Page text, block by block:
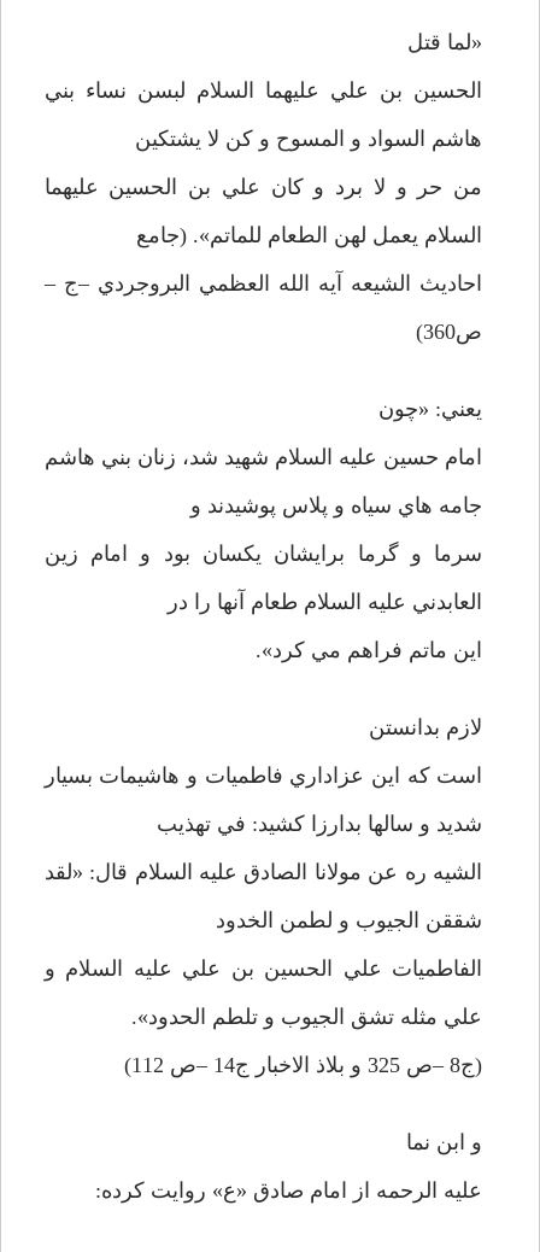
«لما قتل
الحسين بن علي عليهما السلام لبسن نساء بني
هاشم السواد و المسوح و کن لا يشتکين
من حر و لا برد و کان علي بن الحسين عليهما
السلام يعمل لهن الطعام للماتم». (جامع
احاديث الشيعه آيه الله العظمي البروجردي –ج –
ص360)
يعني: «چون
امام حسين عليه السلام شهيد شد، زنان بني هاشم
جامه هاي سياه و پلاس پوشيدند و
سرما و گرما برايشان يکسان بود و امام زين
العابدني عليه السلام طعام آنها را در
اين ماتم فراهم مي کرد».
لازم بدانستن
است که اين عزاداري فاطميات و هاشيمات بسيار
شديد و سالها بدارزا کشيد: في تهذيب
الشيه ره عن مولانا الصادق عليه السلام قال: «لقد
شققن الجيوب و لطمن الخدود
الفاطميات علي الحسين بن علي عليه السلام و
علي مثله تشق الجيوب و تلطم الحدود».
(ج8 –ص 325 و بلاذ الاخبار ج14 –ص 112)
و ابن نما
عليه الرحمه از امام صادق «ع» روايت کرده: